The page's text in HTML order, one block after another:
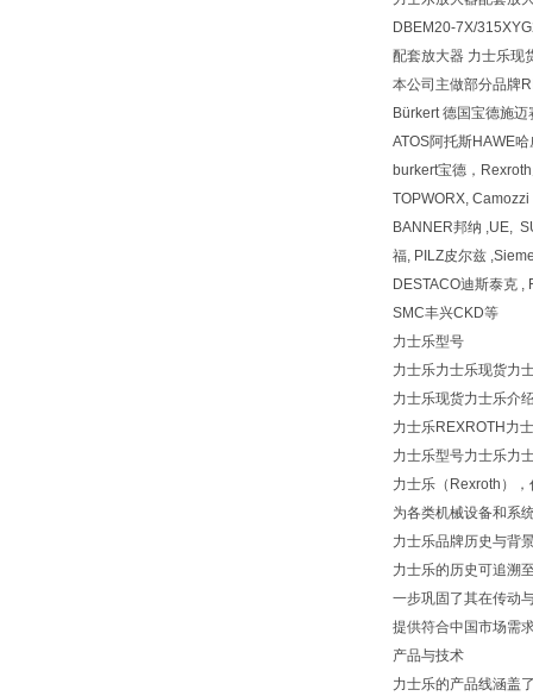
DBEM20-7X/
配套放大器 力士乐现
本公司主做部分品牌
Bürkert 德国宝德施
ATOS阿托斯HAWE
burkert宝德，
TOPWORX,
BANNER邦纳 ,UE,
福, PILZ皮尔兹
DESTACO迪斯泰克
SMC丰兴CKD等
力士乐型号
力士乐力士乐现货力
力士乐现货力士乐介
力士乐REXROTH力
力士乐型号力士乐力
力士乐（Rexroth）
为各类机械设备和系
力士乐品牌历史与背
力士乐的历史可追溯
一步巩固了其在传动
提供符合中国市场需
产品与技术
力士乐的产品线涵盖